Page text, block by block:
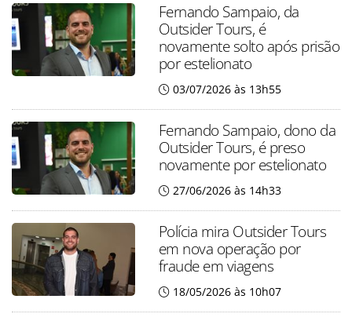
Fernando Sampaio, da
Outsider Tours, é
novamente solto após prisão
por estelionato
03/07/2026 às 13h55
Fernando Sampaio, dono da
Outsider Tours, é preso
novamente por estelionato
27/06/2026 às 14h33
Polícia mira Outsider Tours
em nova operação por
fraude em viagens
18/05/2026 às 10h07